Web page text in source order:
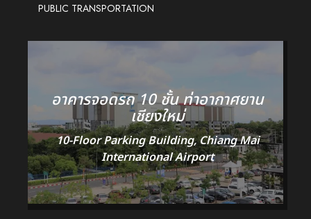
PUBLIC TRANSPORTATION
อาคารจอดรถ 10 ชั้น ท่าอากาศยาน
เชียงใหม่
10-Floor Parking Building, Chiang Mai
International Airport